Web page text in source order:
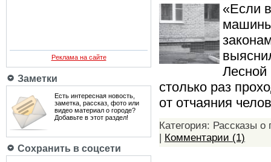
Реклама на сайте
Заметки
Есть интересная новость,
заметка, рассказ, фото или
видео материал о городе?
Добавьте в этот раздел!
Сохранить в соцсети
«Если
столько раз
от отчаяния
Категория: Рассказы
| Комментарии (1)